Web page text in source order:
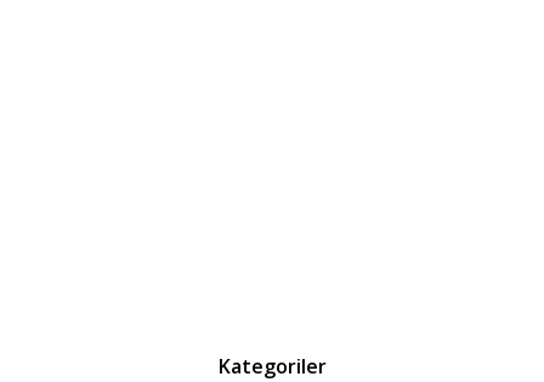
Kategoriler